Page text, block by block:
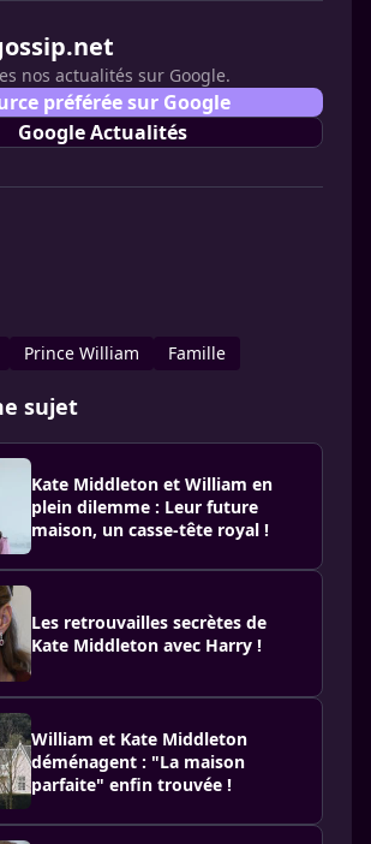
nos actualités sur Google.
préférée sur Google
Google Actualités
Prince William Famille
sujet
Kate Middleton et William en
plein dilemme : Leur future
maison, un casse-tête royal !
Les retrouvailles secrètes de
Kate Middleton avec Harry !
William et Kate Middleton
déménagent : "La maison
parfaite" enfin trouvée !